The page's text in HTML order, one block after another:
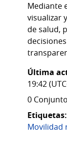
Mediante
visualizar
de salud,
Última
19:42
0
Etiquetas:
Movilidad